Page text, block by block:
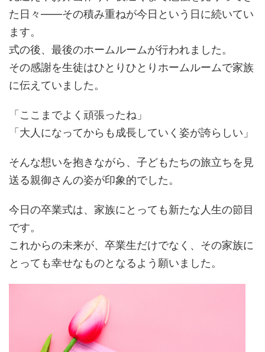
た日々——その積み重ねが今日という日に続いてい
ます。
式の後、最後のホームルームが行われました。
その感謝を生徒はひとりひとりホームルームで家族
に伝えていました。
「ここまでよく頑張ったね」
「大人になってからも成長していく姿が誇らしい」
そんな想いを抱きながら、子どもたちの旅立ちを見
送る親御さんの姿が印象的でした。
今日の卒業式は、家族にとっても新たな人生の節目
です。
これからの未来が、卒業生だけでなく、その家族に
とっても幸せなものとなるよう願いました。